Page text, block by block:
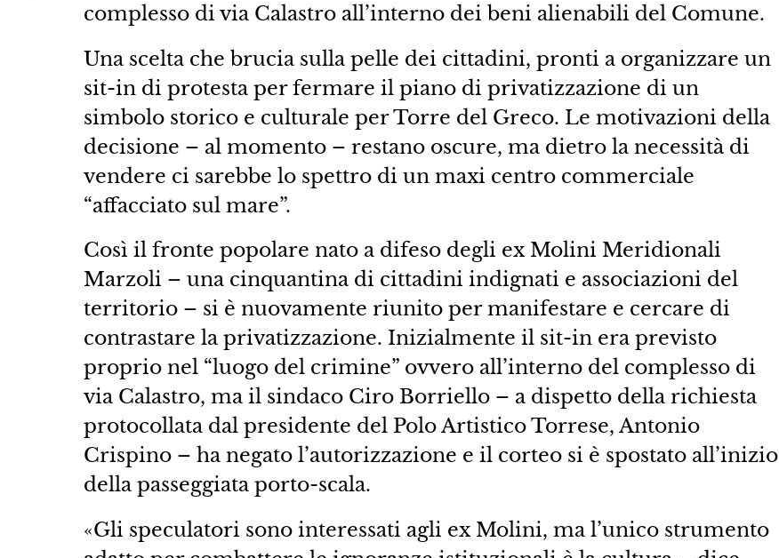
complesso di via Calastro all’interno dei beni alienabili del Comune.
Una scelta che brucia sulla pelle dei cittadini, pronti a organizzare un
sit-in di protesta per fermare il piano di privatizzazione di un
simbolo storico e culturale per Torre del Greco. Le motivazioni della
decisione – al momento – restano oscure, ma dietro la necessità di
vendere ci sarebbe lo spettro di un maxi centro commerciale
“affacciato sul mare”.
Così il fronte popolare nato a difeso degli ex Molini Meridionali
Marzoli – una cinquantina di cittadini indignati e associazioni del
territorio – si è nuovamente riunito per manifestare e cercare di
contrastare la privatizzazione. Inizialmente il sit-in era previsto
proprio nel “luogo del crimine” ovvero all’interno del complesso di
via Calastro, ma il sindaco Ciro Borriello – a dispetto della richiesta
protocollata dal presidente del Polo Artistico Torrese, Antonio
Crispino – ha negato l’autorizzazione e il corteo si è spostato all’inizio
della passeggiata porto-scala.
«Gli speculatori sono interessati agli ex Molini, ma l’unico strumento